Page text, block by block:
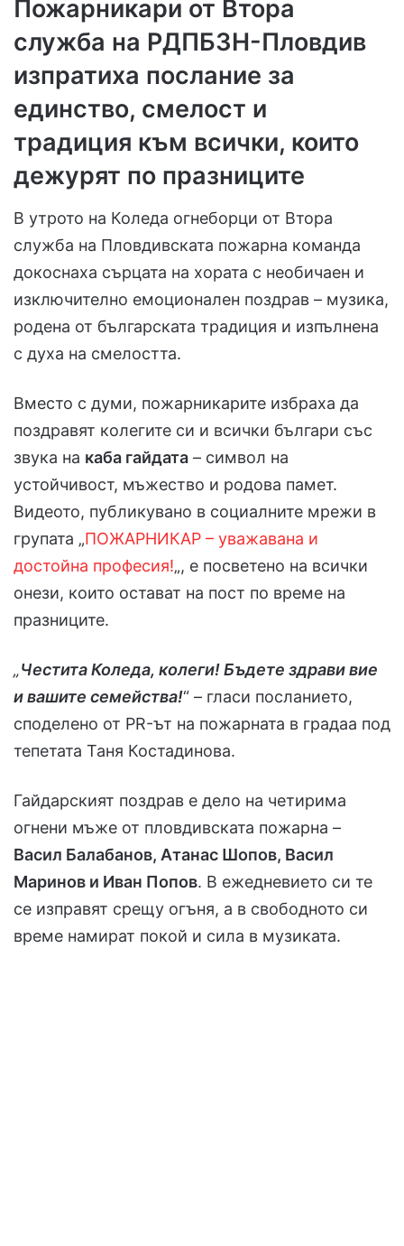
Пожарникари от Втора
служба на РДПБЗН-Пловдив
изпратиха послание за
единство, смелост и
традиция към всички, които
дежурят по празниците
В утрото на Коледа огнеборци от Втора
служба на Пловдивската пожарна команда
докоснаха сърцата на хората с необичаен и
изключително емоционален поздрав – музика,
родена от българската традиция и изпълнена
с духа на смелостта.
Вместо с думи, пожарникарите избраха да
поздравят колегите си и всички българи със
звука на каба гайдата – символ на
устойчивост, мъжество и родова памет.
Видеото, публикувано в социалните мрежи в
групата „ПОЖАРНИКАР – уважавана и
достойна професия!„, е посветено на всички
онези, които остават на пост по време на
празниците.
„Честита Коледа, колеги! Бъдете здрави вие
и вашите семейства!“ – гласи посланието,
споделено от PR-ът на пожарната в градаа под
тепетата Таня Костадинова.
Гайдарският поздрав е дело на четирима
огнени мъже от пловдивската пожарна –
Васил Балабанов, Атанас Шопов, Васил
Маринов и Иван Попов. В ежедневието си те
се изправят срещу огъня, а в свободното си
време намират покой и сила в музиката.